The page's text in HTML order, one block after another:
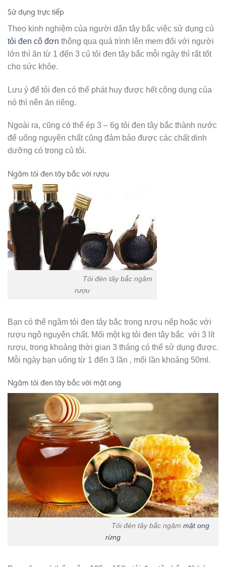
Sử dụng trực tiếp
Theo kinh nghiệm của người dân tây bắc việc sử dụng củ
tỏi đen cô đơn thông qua quá trình lên mem đối với người
lớn thì ăn từ 1 đến 3 củ tỏi đen tây bắc mỗi ngày thì rất tốt
cho sức khỏe.
Lưu ý để tỏi đen có thể phát huy được hết công dụng của
nó thì nên ăn riêng.
Ngoài ra, cũng có thể ép 3 – 6g tỏi đen tây bắc thành nước
để uống nguyên chất cũng đảm bảo được các chất dinh
dưỡng có trong củ tỏi.
Ngâm tỏi đen tây bắc với rượu
Tỏi đén tây bắc ngâm
rượu
Bạn có thể ngâm tỏi đen tây bắc trong rượu nếp hoặc với
rượu ngô nguyên chất. Mối một kg tỏi đen tây bắc với 3 lít
rượu, trong khoảng thời gian 3 tháng có thể sử dụng được.
Mỗi ngày bạn uống từ 1 đến 3 lần , mối lần khoảng 50ml.
Ngâm tỏi đen tây bắc với mật ong
Tỏi đén tây bắc ngâm mật ong
rừng